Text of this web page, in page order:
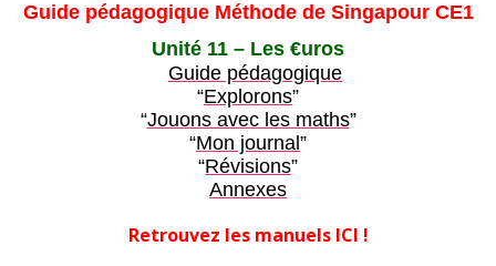
Guide pédagogique Méthode de Singapour CE1
Unité 11 – Les €uros
Guide pédagogique
“Explorons”
“Jouons avec les maths”
“Mon journal ”
“Révisions”
Annexes
Retrouvez les manuels ICI !